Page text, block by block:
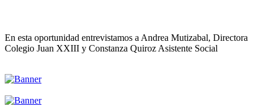
En esta oportunidad entrevistamos a Andrea Mutizabal, Directora
Colegio Juan XXIII y Constanza Quiroz Asistente Social